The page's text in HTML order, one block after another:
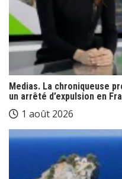
Medias. La chroniqueuse
un arrêté d’expulsion en
1 août 2026